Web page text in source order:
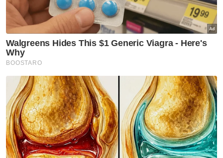
Nasional
1,260 juruterbang Malaysia
Airlines jalani saringan dadah
Eusoff Chin meninggal dunia
Nasional
Mendepani ajaran sesat:
Antara realiti, sejarah dan
cabaran zaman moden